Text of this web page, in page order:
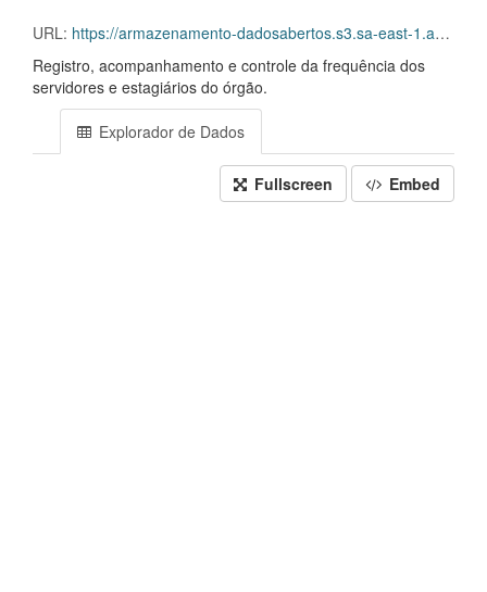
URL: https://armazenamento-dadosabertos.s3.sa-east-1.amazonaws.com/PDA_2023_2025/Grupos_de_dados/Sistema+Eletr%C3%B4nico+de+Frequ%C3%AAncia+-+SISREF/D.SRF.FQS.001.ACSINSS.202308.csv
Registro, acompanhamento e controle da frequência dos
servidores e estagiários do órgão.
Explorador de Dados
Fullscreen Embed